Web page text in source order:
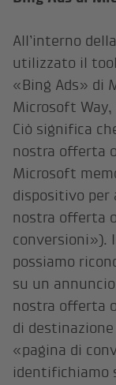
All’interno
utilizzato il
«Bing Ads» di
Microsoft Way,
Ciò significa
nostra offerta
Microsoft
dispositivo per
nostra offerta
conversioni»).
possiamo
su un
nostra offerta
di
«pagina di
identifichiamo